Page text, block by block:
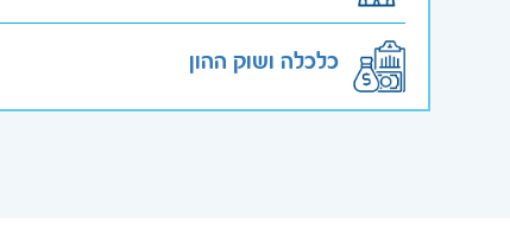
כלכלה ושוק ההון